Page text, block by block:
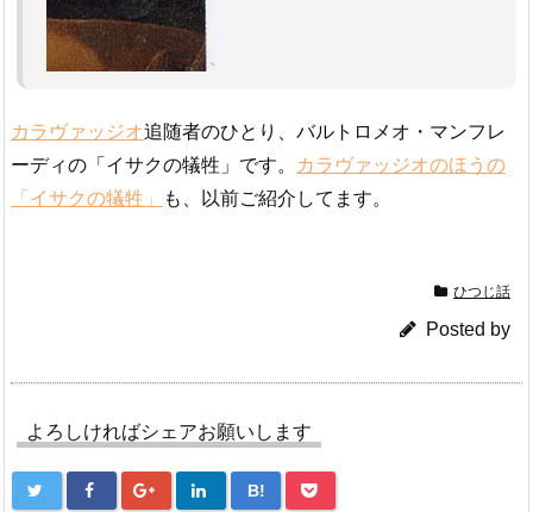
カラヴァッジオ追随者のひとり、バルトロメオ・マンフレ
ーディの「イサクの犠牲」です。
カラヴァッジオのほうの
「イサクの犠牲」
も、以前ご紹介してます。
ひつじ話
Posted by
よろしければシェアお願いします
B!